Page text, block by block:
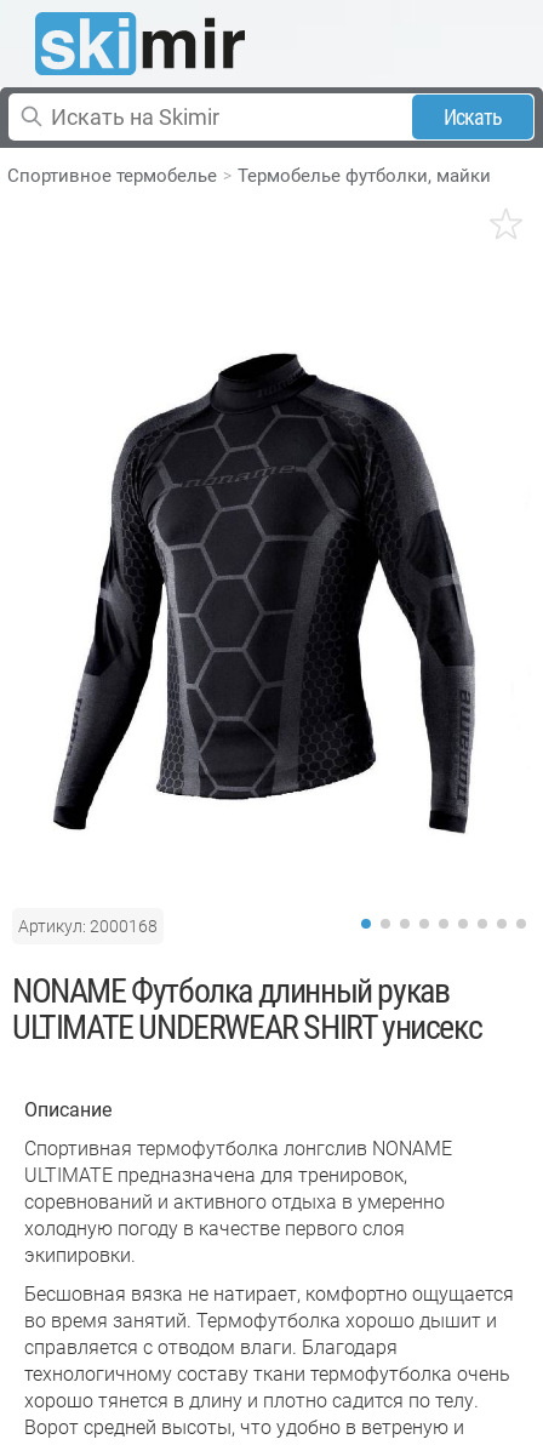
Искать
Спортивное термобелье Термобелье футболки, майки
Артикул: 2000168
NONAME Футболка длинный рукав
ULTIMATE UNDERWEAR SHIRT унисекс
Описание
Спортивная термофутболка лонгслив NONAME
ULTIMATE предназначена для тренировок,
соревнований и активного отдыха в умеренно
холодную погоду в качестве первого слоя
экипировки.
Бесшовная вязка не натирает, комфортно ощущается
во время занятий. Термофутболка хорошо дышит и
справляется с отводом влаги. Благодаря
технологичному составу ткани термофутболка очень
хорошо тянется в длину и плотно садится по телу.
Ворот средней высоты, что удобно в ветреную и